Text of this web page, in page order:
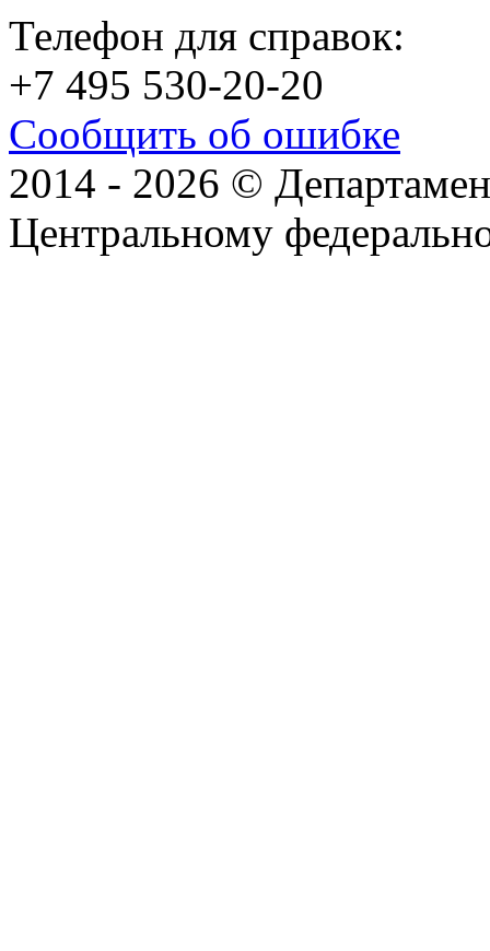
Телефон для справок:
+7 495 530-20-20
Сообщить об ошибке
2014 - 2026 ©
Центральному